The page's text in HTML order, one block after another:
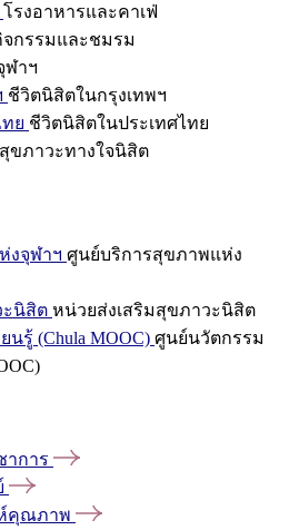
โรงอาหารและคาเฟ่
จกรรมและชมรม
ฬาฯ
ชีวิตนิสิตในกรุงเทพฯ
ย ชีวิตนิสิตในประเทศไทย
สุขภาวะทางใจนิสิต
งจุฬาฯ ศูนย์บริการสุขภาพแห่ง
ะนิสิต หน่วยส่งเสริมสุขภาวะนิสิต
รู้ (Chula MOOC) ศูนย์นวัตกรรม
าการ
ห์คุณภาพ